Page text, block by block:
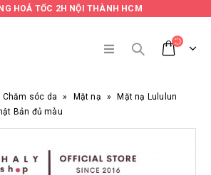
HOẢ TỐC 2H NỘI THÀNH HCM
Chăm sóc da » Mặt nạ »
Mặt nạ Lululun
Bản đủ màu